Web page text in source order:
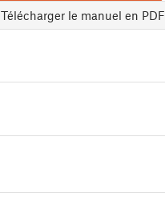
Télécharger le manuel en PDF